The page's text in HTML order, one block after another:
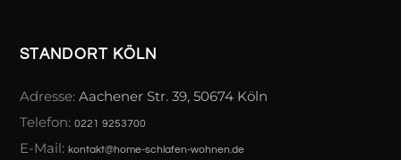
STANDORT KÖLN
Adresse: Aachener Str. 39, 50674 Köln
Telefon: 0221 9253700
E-Mail: kontakt@home-schlafen-wohnen.de